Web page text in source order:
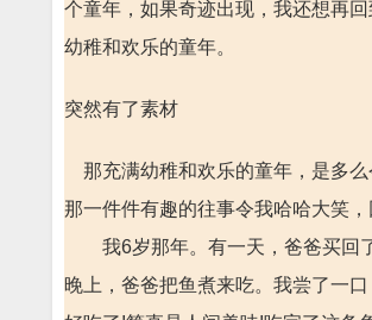
个童年，如果奇迹出现，我还想再
幼稚和欢乐的童年。
突然有了素材
那充满幼稚和欢乐的童年，是多么
那一件件有趣的往事令我哈哈大笑
我6岁那年。有一天，爸爸买回了
晚上，爸爸把鱼煮来吃。我尝了一